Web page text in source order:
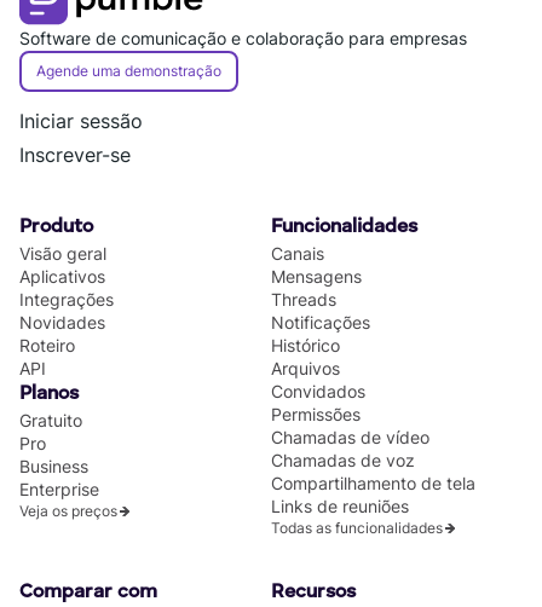
Software de comunicação e colaboração para empresas
Agende uma demonstração
Iniciar sessão
Inscrever-se
Produto
Visão geral
Aplicativos
Integrações
Novidades
Roteiro
API
Planos
Gratuito
Pro
Business
Enterprise
Veja os preços
Funcionalidades
Canais
Mensagens
Threads
Notificações
Histórico
Arquivos
Convidados
Permissões
Chamadas de vídeo
Chamadas de voz
Compartilhamento de tela
Links de reuniões
Todas as funcionalidades
Comparar com Recursos